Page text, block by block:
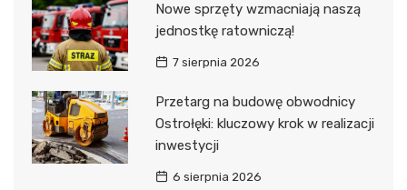
Nowe sprzęty wzmacniają naszą
jednostkę ratowniczą!
7 sierpnia 2026
Przetarg na budowę obwodnicy
Ostrołęki: kluczowy krok w realizacji
inwestycji
6 sierpnia 2026